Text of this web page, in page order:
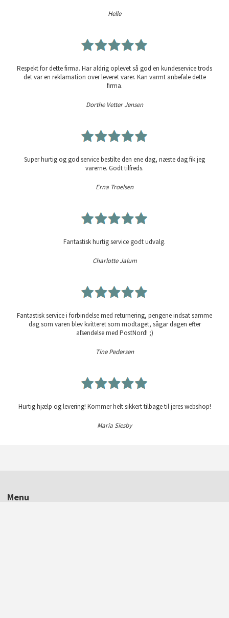
Helle
Respekt for dette firma. Har aldrig oplevet så god en kundeservice trods
det var en reklamation over leveret varer. Kan varmt anbefale dette
firma.
Dorthe Vetter Jensen
Super hurtig og god service bestilte den ene dag, næste dag fik jeg
varerne. Godt tilfreds.
Erna Troelsen
Fantastisk hurtig service godt udvalg.
Charlotte Jalum
Fantastisk service i forbindelse med returnering, pengene indsat samme
dag som varen blev kvitteret som modtaget, sågar dagen efter
afsendelse med PostNord! ;)
Tine Pedersen
Hurtig hjælp og levering! Kommer helt sikkert tilbage til jeres webshop!
Maria Siesby
Menu